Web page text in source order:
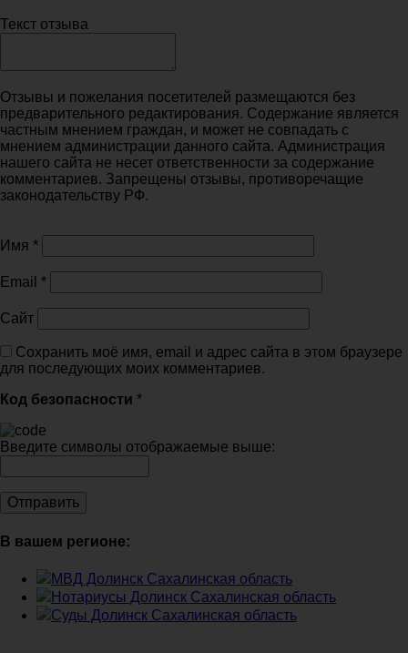
Текст отзыва
Отзывы и пожелания посетителей размещаются без
предварительного редактирования. Содержание является
частным мнением граждан, и может не совпадать с
мнением администрации данного сайта. Администрация
нашего сайта не несет ответственности за содержание
комментариев. Запрещены отзывы, противоречащие
законодательству РФ.
Имя *
Email *
Сайт
Сохранить моё имя, email и адрес сайта в этом браузере
для последующих моих комментариев.
Код безопасности *
Введите символы отображаемые выше:
В вашем регионе:
МВД Долинск Сахалинская область
Нотариусы Долинск Сахалинская область
Суды Долинск Сахалинская область